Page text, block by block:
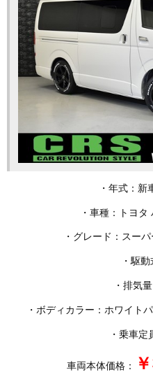
・年式：新
・車種：トヨ
・グレード：スー
・駆
・排気
・ボディカラー：ホワイト
・乗車定
車両本体価格：